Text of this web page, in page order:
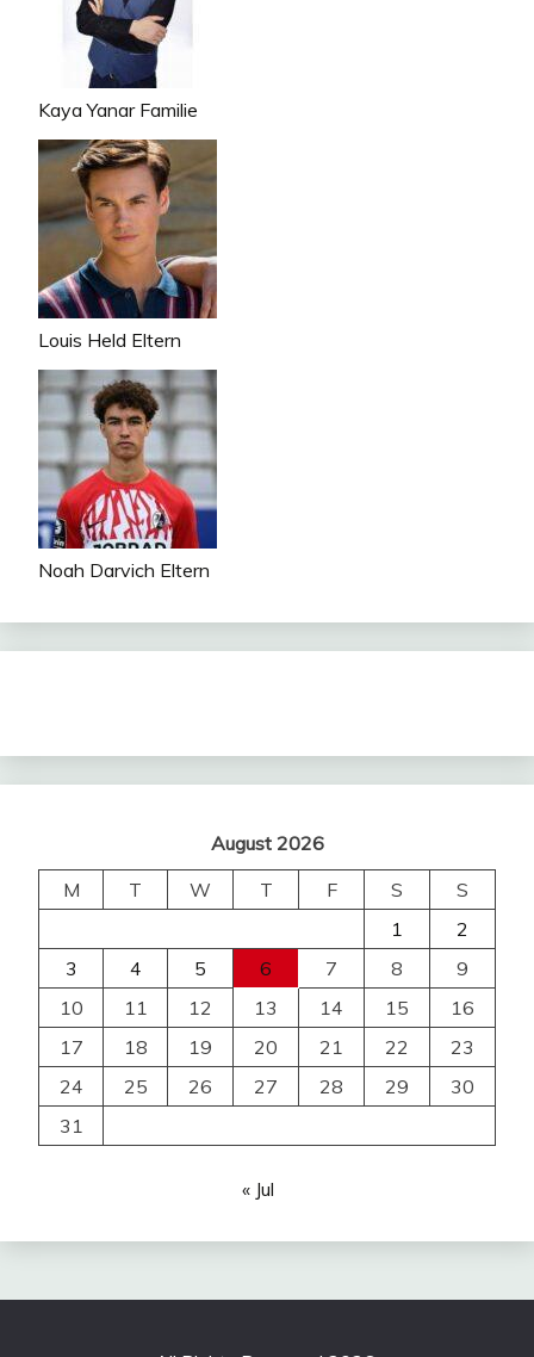
Kaya Yanar Familie
Louis Held Eltern
Noah Darvich Eltern
August 2026
M
T W T F S
S
1
2
3
4 5 6 7 8
9
10
11 12 13 14 15
16
17
18 19 20 21 22
23
24
25 26 27 28 29
30
31
« Jul